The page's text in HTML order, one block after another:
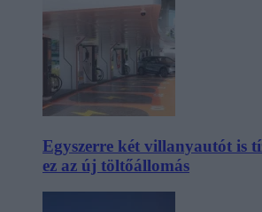
Egyszerre két villanyautót is
ez az új töltőállomás